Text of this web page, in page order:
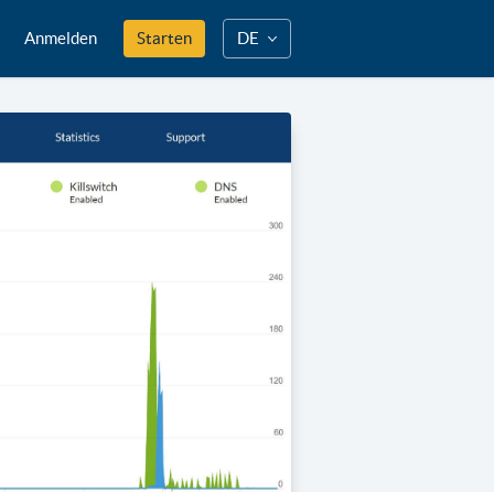
Anmelden Starten DE